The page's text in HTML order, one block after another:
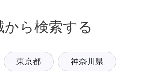
から検索する
東京都 神奈川県